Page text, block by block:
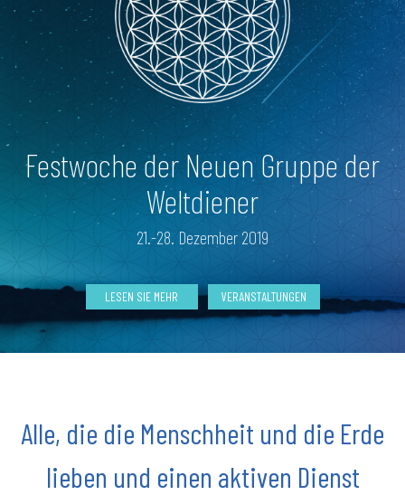
Festwoche der Neuen Gruppe der
Weltdiener
21.-28. Dezember 2019
LESEN SIE MEHR VERANSTALTUNGEN
Alle, die die Menschheit und die Erde
lieben und einen aktiven Dienst